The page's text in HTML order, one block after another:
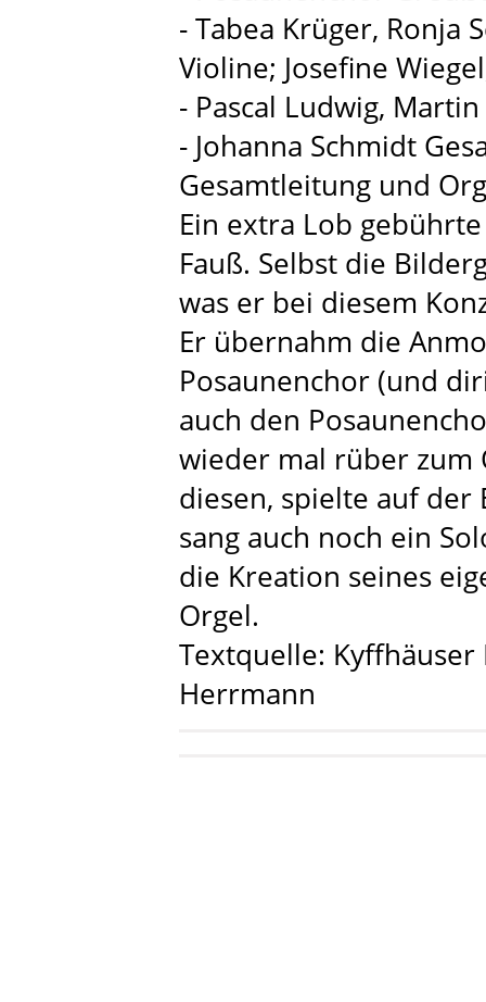
- Tabea Krüger, Ronja
Violine; Josefine
- Pascal Ludwig,
- Johanna Schmidt
Gesamtleitung und
Ein extra Lob
Fauß. Selbst die
was er bei diesem
Er übernahm die
Posaunenchor (und
auch den
wieder mal rüber zum
diesen, spielte auf der
sang auch noch ein
die Kreation seines
Orgel.
Textquelle:
Herrmann